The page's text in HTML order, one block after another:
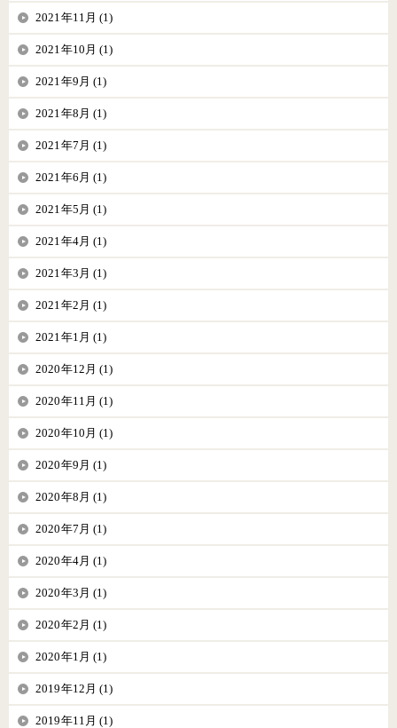
2021年11月 (1)
2021年10月 (1)
2021年9月 (1)
2021年8月 (1)
2021年7月 (1)
2021年6月 (1)
2021年5月 (1)
2021年4月 (1)
2021年3月 (1)
2021年2月 (1)
2021年1月 (1)
2020年12月 (1)
2020年11月 (1)
2020年10月 (1)
2020年9月 (1)
2020年8月 (1)
2020年7月 (1)
2020年4月 (1)
2020年3月 (1)
2020年2月 (1)
2020年1月 (1)
2019年12月 (1)
2019年11月 (1)